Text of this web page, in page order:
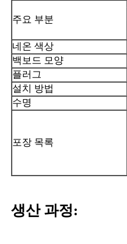
주요 부분
네온 색상
백보드 모양
플러그
설치 방법
수명
포장 목록
생산 과정: